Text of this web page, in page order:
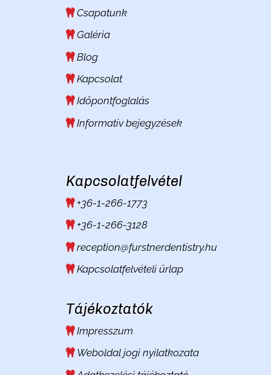
Csapatunk
Galéria
Blog
Kapcsolat
Időpontfoglalás
Informatív bejegyzések
Kapcsolatfelvétel
+36-1-266-1773
+36-1-266-3128
reception@furstnerdentistry.hu
Kapcsolatfelvételi űrlap
Tájékoztatók
Impresszum
Weboldal jogi nyilatkozata